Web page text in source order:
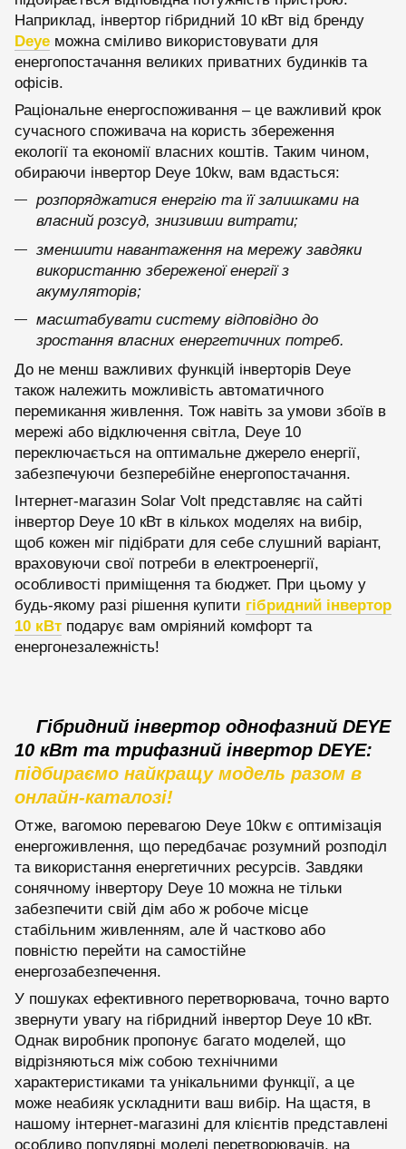
Наприклад, інвертор гібридний 10 кВт від бренду
Deye можна сміливо використовувати для
енергопостачання великих приватних будинків та
офісів.
Раціональне енергоспоживання – це важливий крок
сучасного споживача на користь збереження
екології та економії власних коштів. Таким чином,
обираючи інвертор Deye 10kw, вам вдасться:
розпоряджатися енергію та її залишками на
власний розсуд, знизивши витрати;
зменшити навантаження на мережу завдяки
використанню збереженої енергії з
акумуляторів;
масштабувати систему відповідно до
зростання власних енергетичних потреб.
До не менш важливих функцій інверторів Deye
також належить можливість автоматичного
перемикання живлення. Тож навіть за умови збоїв в
мережі або відключення світла, Deye 10
переключається на оптимальне джерело енергії,
забезпечуючи безперебійне енергопостачання.
Інтернет-магазин Solar Volt представляє на сайті
інвертор Deye 10 кВт в кількох моделях на вибір,
щоб кожен міг підібрати для себе слушний варіант,
враховуючи свої потреби в електроенергії,
особливості приміщення та бюджет. При цьому у
будь-якому разі рішення купити гібридний інвертор
10 кВт подарує вам омріяний комфорт та
енергонезалежність!
Гібридний інвертор однофазний DEYE
10 кВт та трифазний інвертор DEYE:
підбираємо найкращу модель разом в
онлайн-каталозі!
Отже, вагомою перевагою Deye 10kw є оптимізація
енергоживлення, що передбачає розумний розподіл
та використання енергетичних ресурсів. Завдяки
сонячному інвертору Deye 10 можна не тільки
забезпечити свій дім або ж робоче місце
стабільним живленням, але й частково або
повністю перейти на самостійне
енергозабезпечення.
У пошуках ефективного перетворювача, точно варто
звернути увагу на гібридний інвертор Deye 10 кВт.
Однак виробник пропонує багато моделей, що
відрізняються між собою технічними
характеристиками та унікальними функції, а це
може неабияк ускладнити ваш вибір. На щастя, в
нашому інтернет-магазині для клієнтів представлені
особливо популярні моделі перетворювачів, на